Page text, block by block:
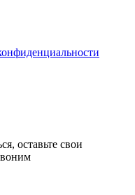
оставьте свои